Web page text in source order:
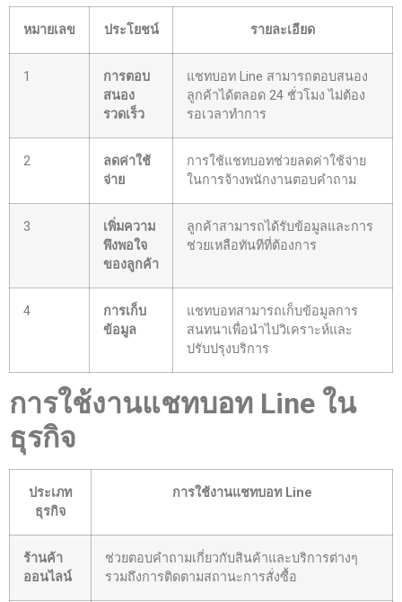
หมายเลข ประโยชน์ รายละเอียด
1
การตอบ
สนอง
รวดเร็ว
แชทบอท Line สามารถตอบสนอง
ลูกค้าได้ตลอด 24 ชั่วโมง ไม่ต้อง
รอเวลาทำการ
2
ลดค่าใช้
จ่าย
การใช้แชทบอทช่วยลดค่าใช้จ่าย
ในการจ้างพนักงานตอบคำถาม
3
เพิ่มความ
พึงพอใจ
ของลูกค้า
ลูกค้าสามารถได้รับข้อมูลและการ
ช่วยเหลือทันทีที่ต้องการ
4
การเก็บ
ข้อมูล
แชทบอทสามารถเก็บข้อมูลการ
สนทนาเพื่อนำไปวิเคราะห์และ
ปรับปรุงบริการ
การใช้งานแชทบอท Line ใน
ธุรกิจ
ประเภท
ธุรกิจ
การใช้งานแชทบอท Line
ร้านค้า
ออนไลน์
ช่วยตอบคำถามเกี่ยวกับสินค้าและบริการต่างๆ
รวมถึงการติดตามสถานะการสั่งซื้อ